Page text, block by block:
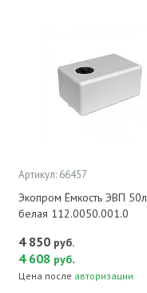
Артикул: 66457
Экопром Ёмкость ЭВП 50л
белая 112.0050.001.0
4 850 руб.
4 608 руб.
Цена после авторизации